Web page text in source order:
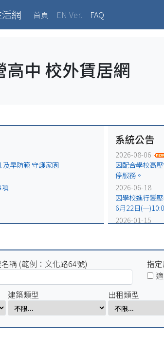
網 首頁 (current)
EN Ver. FAQ
高中 校外賃居網
早防範 守護家園
系統公告
2026-08-06
因配合學校高
停服務。
2026-06-18
因學校進行變
6月22日(一
2026-01-15
2025-12-31
因配合學校電
(五)17:00-1月5
2025-07-29
因配合學校例
8月18日(一
2025-04-01
因配合學校電
稱 (範例：文化路64號)
指
建築類型
出租類型